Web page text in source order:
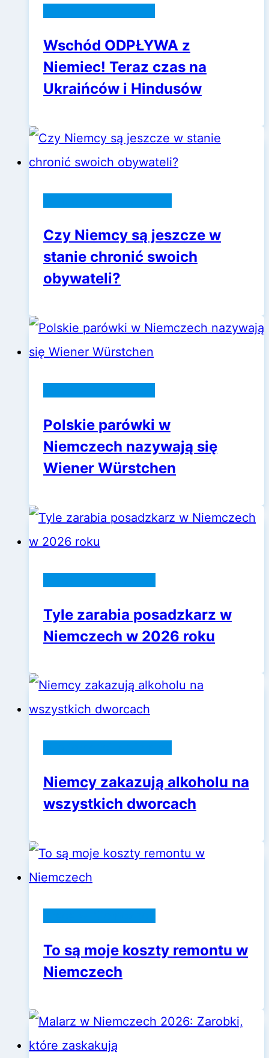
Wschód ODPŁYWA z
Niemiec! Teraz czas na
Ukraińców i Hindusów
Czy Niemcy są jeszcze w
stanie chronić swoich
obywateli?
Polskie parówki w
Niemczech nazywają się
Wiener Würstchen
Tyle zarabia posadzkarz w
Niemczech w 2026 roku
Niemcy zakazują alkoholu na
wszystkich dworcach
To są moje koszty remontu w
Niemczech